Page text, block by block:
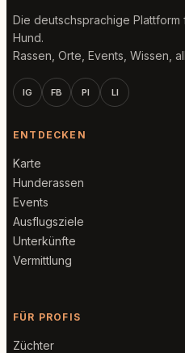
Die deutschsprachige Plattform
Hund.
Rassen, Orte, Events, Wissen,
IG FB PI LI
ENTDECKEN
Karte
Hunderassen
Events
Ausflugsziele
Unterkünfte
Vermittlung
FÜR PROFIS
Züchter